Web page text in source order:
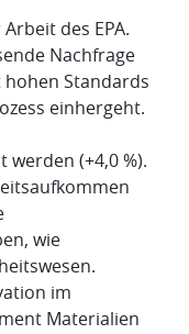
des EPA.
Nachfrage
Standards
einhergeht.
(+4,0 %).
wie
im
Materialien